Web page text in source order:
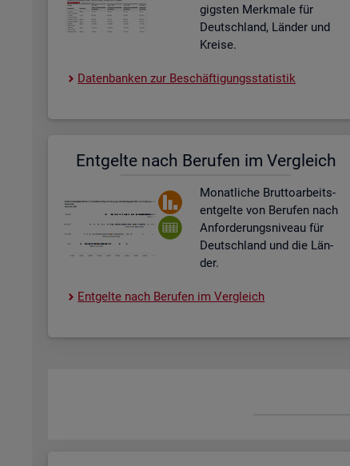
gigs­ten Merk­ma­le für
Deutsch­land, Län­der und
Krei­se.
Da­ten­ban­ken zur Be­schäf­ti­gungs­sta­tis­tik
Ent­gel­te nach Be­ru­fen im Ver­gleich
Mo­nat­li­che Brut­to­ar­beits­
ent­gel­te von Be­ru­fen nach
An­for­de­rungs­ni­veau für
Deutsch­land und die Län­
der.
Ent­gel­te nach Be­ru­fen im Ver­gleich